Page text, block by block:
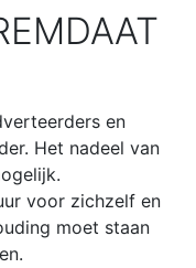
en
Het nadeel van
voor zichzelf en
moet staan